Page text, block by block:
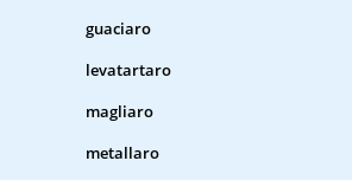
guaciaro
levatartaro
magliaro
metallaro